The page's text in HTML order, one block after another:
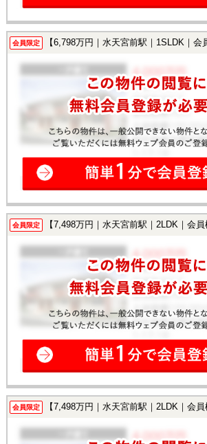
会員限定 【6,798万円｜水天宮前駅｜1SLDK｜会員様限
会員限定 【7,498万円｜水天宮前駅｜2LDK｜会員様限
会員限定 【7,498万円｜水天宮前駅｜2LDK｜会員様限